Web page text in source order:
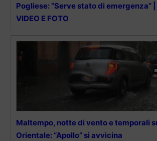
Pogliese: “Serve stato di emergenza” |
VIDEO E FOTO
Maltempo, notte di vento e temporali
Orientale: “Apollo” si avvicina